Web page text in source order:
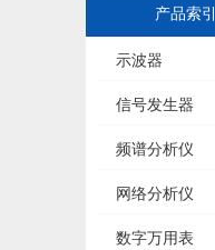
产品索引
示波器
信号发生器
频谱分析仪
网络分析仪
数字万用表